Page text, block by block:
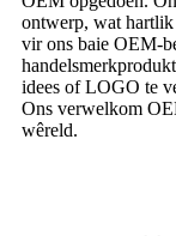
ontwerp, wat
vir ons baie OEM-
idees of LOGO te
Ons verwelkom
wêreld.